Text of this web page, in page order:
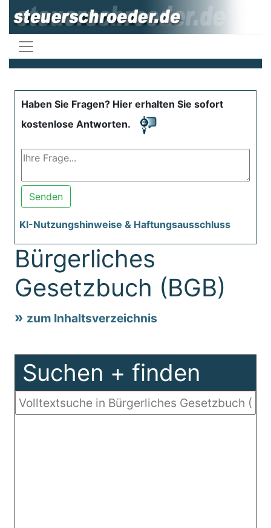
Haben Sie Fragen? Hier erhalten Sie sofort
kostenlose Antworten.
Senden
KI-Nutzungshinweise & Haftungsausschluss
Bürgerliches
Gesetzbuch (BGB)
zum Inhaltsverzeichnis
Suchen + finden